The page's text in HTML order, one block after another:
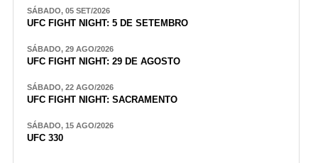
SÁBADO, 05 SET/2026
UFC FIGHT NIGHT: 5 DE SETEMBRO
SÁBADO, 29 AGO/2026
UFC FIGHT NIGHT: 29 DE AGOSTO
SÁBADO, 22 AGO/2026
UFC FIGHT NIGHT: SACRAMENTO
SÁBADO, 15 AGO/2026
UFC 330